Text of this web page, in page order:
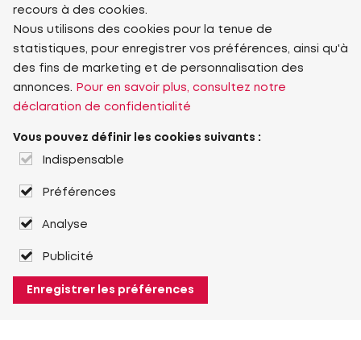
recours à des cookies.
Nous utilisons des cookies pour la tenue de
statistiques, pour enregistrer vos préférences, ainsi qu'à
des fins de marketing et de personnalisation des
annonces.
Pour en savoir plus, consultez notre
déclaration de confidentialité
Vous pouvez définir les cookies suivants :
Indispensable
Préférences
Analyse
Publicité
Enregistrer les préférences